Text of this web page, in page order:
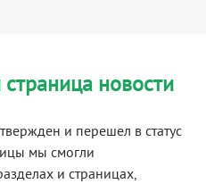
новости
и перешел в статус
мы смогли
и страницах,